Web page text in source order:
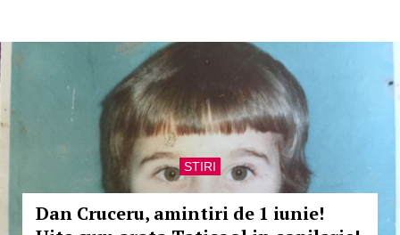
STIRI
Dan Cruceru, amintiri de 1 iunie!